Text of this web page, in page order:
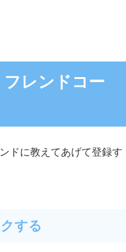
レンドコー
ドに教えてあげて登録す
する